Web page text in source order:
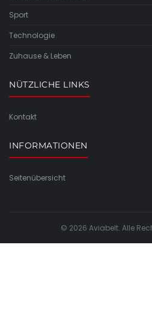
Sport
Technologie
Zuhause & Leben
NÜTZLICHE LINKS
Kontakt
INFORMATIONEN
Seitenübersicht
© 2026 Aviabelt. Alle